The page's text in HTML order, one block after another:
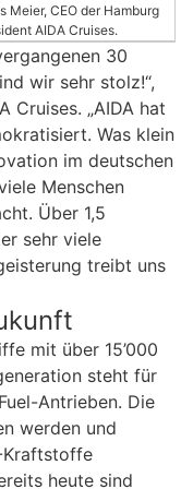
Meier, CEO der Hamburg
AIDA Cruises.
30
wir sehr stolz!“,
Cruises. „AIDA hat
Was klein
im deutschen
Menschen
Über 1,5
sehr viele
treibt uns
mit über 15’000
steht für
Antrieben. Die
werden und
Kraftstoffe
heute sind